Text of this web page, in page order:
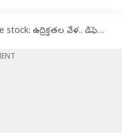
వేళ.. డిఫెన్స్‌ స్టాక్స్‌ పరుగులు.. 18 శాతం పెరిగిన ఐడియాఫోర్జ్ టెక్